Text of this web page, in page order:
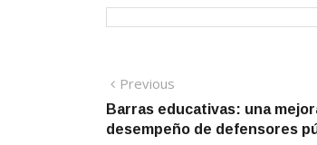
Navegación
de
Previous
post:
Barras educativas: una
desempeño de defensores